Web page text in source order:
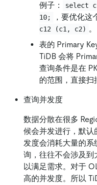
例子：
select
10;
，要优化这
c12 (c1, c2) 。
表的 Primary
TiDB 会将
查询条件是在
的范围，直接扫
查询并发度
数据分散在很多
候会并发进行，默
发度会消耗大量的系
询，往往不会涉及
以满足需求。对于
高的并发度。所以